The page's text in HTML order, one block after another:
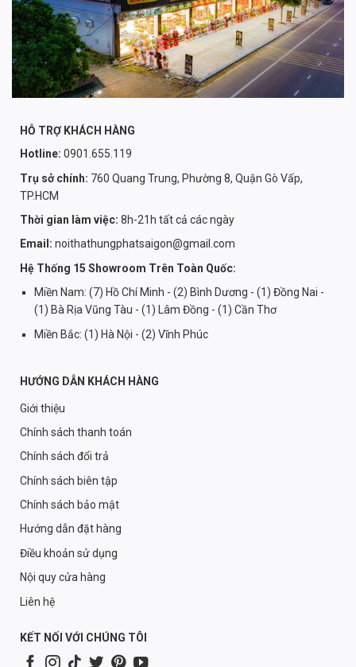
HỖ TRỢ KHÁCH HÀNG
Hotline: 0901.655.119
Trụ sở chính: 760 Quang Trung, Phường 8, Quận Gò Vấp,
TP.HCM
Thời gian làm việc: 8h-21h tất cả các ngày
Email: noithathungphatsaigon@gmail.com
Hệ Thống 15 Showroom Trên Toàn Quốc:
Miền Nam: (7) Hồ Chí Minh - (2) Bình Dương - (1) Đồng Nai -
(1) Bà Rịa Vũng Tàu - (1) Lâm Đồng - (1) Cần Thơ
Miền Bắc: (1) Hà Nội - (2) Vĩnh Phúc
HƯỚNG DẪN KHÁCH HÀNG
Giới thiệu
Chính sách thanh toán
Chính sách đổi trả
Chính sách biên tập
Chính sách bảo mật
Hướng dẫn đặt hàng
Điều khoản sử dụng
Nội quy cửa hàng
Liên hệ
KẾT NỐI VỚI CHÚNG TÔI